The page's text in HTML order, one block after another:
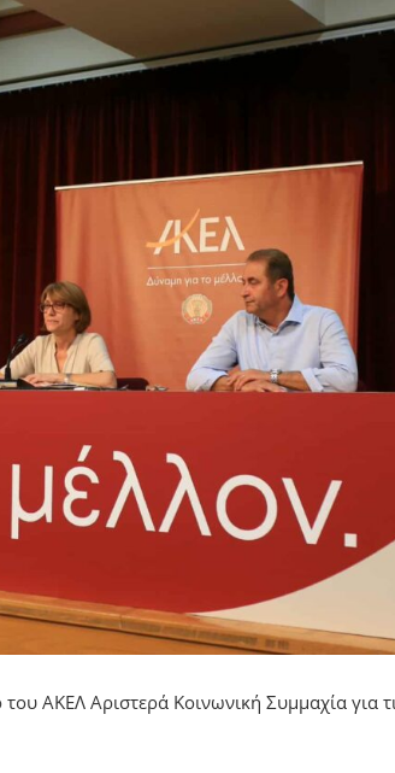
ΑΚΕΛ Αριστερά Κοινωνική Συμμαχία για